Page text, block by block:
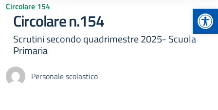
Circolare 154
Circolare n.154
Scrutini secondo quadrimestre 2025- Scuola
Primaria
Personale scolastico